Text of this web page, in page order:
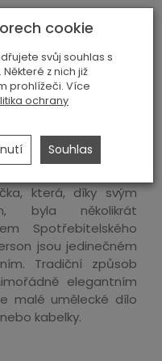
249,00 Kč
která, díky svým
byla několikrát
Spotřebitelského
jsou jedinečném
Tradiční způsob
elegantním
malé umělecké dílo
kabelky.
cookie
svůj souhlas s
z nich již
prohlížeči. Více
ochrany
Souhlas